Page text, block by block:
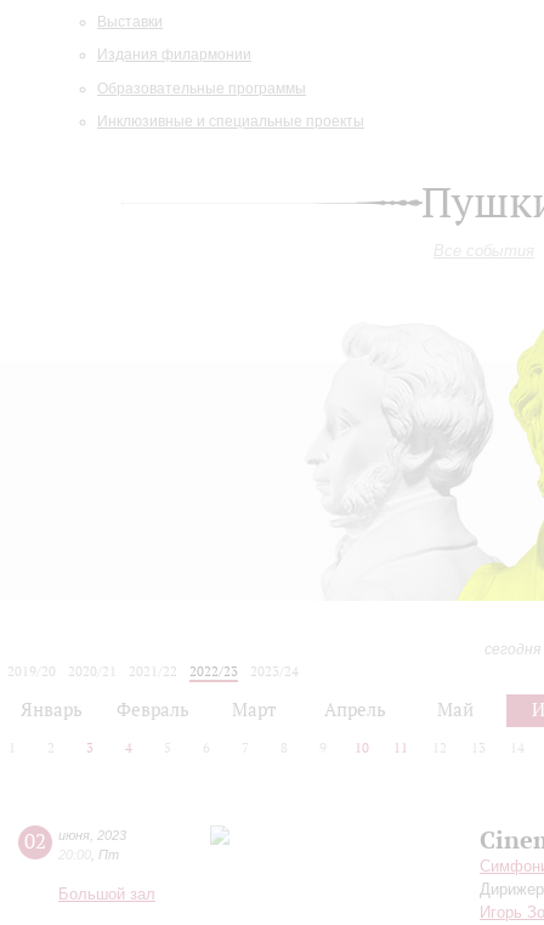
Выставки
Издания филармонии
Образовательные программы
Инклюзивные и специальные проекты
Все события
2019/20
2020/21 2021/22 2022/23
2023/24
Январь Февраль Март Апрель Май
2 3 4 5 6 7 8 9 10 11 12 13 14
02 июня 2023
20:00 Пт
Большой зал
Игорь